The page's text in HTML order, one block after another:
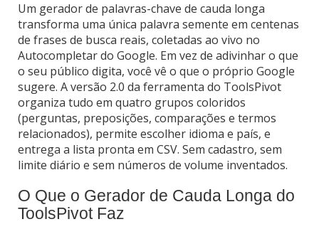
Um gerador de palavras-chave de cauda longa
transforma uma única palavra semente em centenas
de frases de busca reais, coletadas ao vivo no
Autocompletar do Google. Em vez de adivinhar o que
o seu público digita, você vê o que o próprio Google
sugere. A versão 2.0 da ferramenta do ToolsPivot
organiza tudo em quatro grupos coloridos
(perguntas, preposições, comparações e termos
relacionados), permite escolher idioma e país, e
entrega a lista pronta em CSV. Sem cadastro, sem
limite diário e sem números de volume inventados.
O Que o Gerador de Cauda Longa do
ToolsPivot Faz